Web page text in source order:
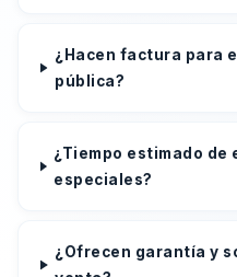
¿Hacen factura para
pública?
¿Tiempo estimado
especiales?
¿Ofrecen garantía y